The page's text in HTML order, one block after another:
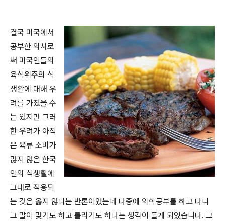
결국 미국에서
공부한 의사로
써 미국인들의
육식위주의 식
생활에 대해 우
려를 가졌을 수
는 있지만 그러
한 우려가 아직
은 육류 소비가
많지 않은 한국
인의 식생활에
그대로 적용되
는 것은 옳지 않다는 반론이었는데 나중에 의학공부를 하고 나니
그 말이 맞기도 하고 틀리기도 하다는 생각이 들게 되었습니다. 그